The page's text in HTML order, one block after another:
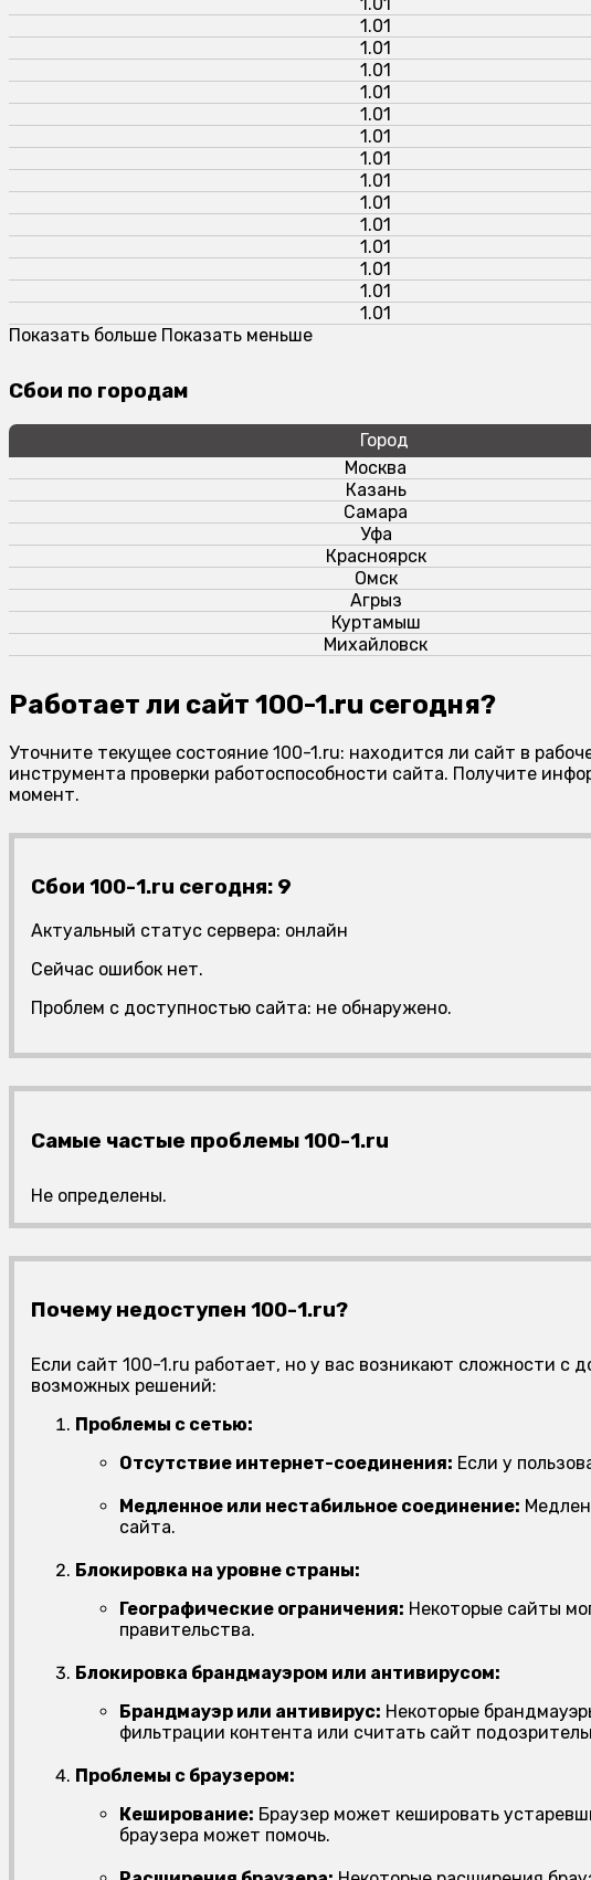
1.01
1.01
1.01
1.01
1.01
1.01
1.01
1.01
1.01
1.01
1.01
1.01
1.01
1.01
Показать больше Показать меньше
Сбои по городам
Город
Москва
Казань
Самара
Уфа
Красноярск
Омск
Агрыз
Куртамыш
Михайловск
Работает ли сайт 100-1.ru сегодня?
Уточните текущее состояние 100-1.ru: находится ли сайт в
инструмента проверки работоспособности сайта. Получите
момент.
Сбои 100-1.ru сегодня: 9
Актуальный статус сервера: онлайн
Сейчас ошибок нет.
Проблем с доступностью сайта: не обнаружено.
Самые частые проблемы 100-1.ru
Не определены.
Почему недоступен 100-1.ru?
Если сайт 100-1.ru работает, но у вас возникают сложности
возможных решений:
Проблемы с сетью:
Отсутствие интернет-соединения: Если у
Медленное или нестабильное соединение:
сайта.
Блокировка на уровне страны:
Географические ограничения: Некоторые сайты
правительства.
Блокировка брандмауэром или антивирусом:
Брандмауэр или антивирус: Некоторые
фильтрации контента или считать сайт
Проблемы с браузером:
Кеширование: Браузер может кешировать
браузера может помочь.